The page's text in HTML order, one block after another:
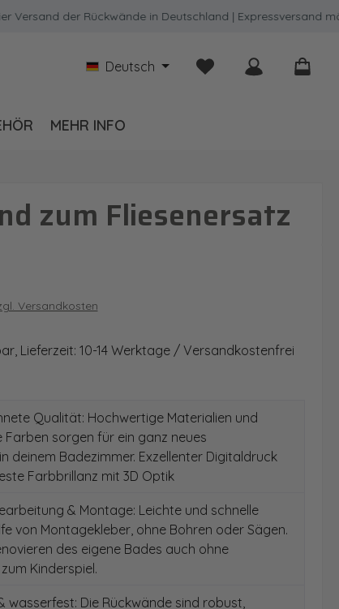
der Rückwände in Deutschland | Expressversand
Deutsch Du hast 0 Produkte
MEHR INFO
zum Fliesenersatz
Versandkosten
Lieferzeit: 10-14 Werktage / Versandkostenfrei
Qualität: Hochwertige Materialien und
Farben sorgen für ein ganz neues
deinem Badezimmer. Exzellenter Digitaldruck
Farbbrillanz mit 3D Optik
& Montage: Leichte und schnelle
von Montagekleber, ohne Bohren oder Sägen.
des eigene Bades auch ohne
Kinderspiel.
wasserfest: Die Rückwände sind robust,